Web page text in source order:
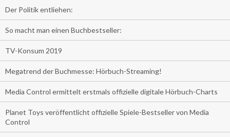
Der Politik entliehen:
So macht man einen Buchbestseller:
TV-Konsum 2019
Megatrend der Buchmesse: Hörbuch-Streaming!
Media Control ermittelt erstmals offizielle digitale Hörbuch-Charts
Planet Toys veröffentlicht offizielle Spiele-Bestseller von Media
Control